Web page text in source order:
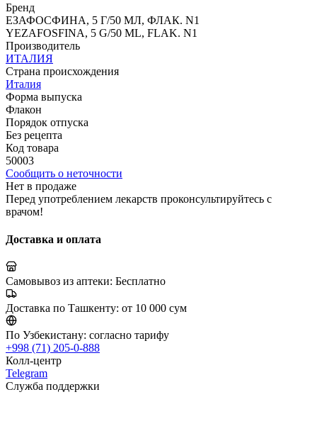
Бренд
ЕЗАФОСФИНА, 5 Г/50 МЛ, ФЛАК. N1
YEZAFOSFINA, 5 G/50 ML, FLAK. N1
Производитель
ИТАЛИЯ
Страна происхождения
Италия
Форма выпуска
Флакон
Порядок отпуска
Без рецепта
Код товара
50003
Сообщить о неточности
Нет в продаже
Перед употреблением лекарств проконсультируйтесь с
врачом!
Доставка и оплата
Самовывоз из аптеки: Бесплатно
Доставка по Ташкенту: от 10 000 сум
По Узбекистану: согласно тарифу
+998 (71) 205-0-888
Колл-центр
Telegram
Служба поддержки